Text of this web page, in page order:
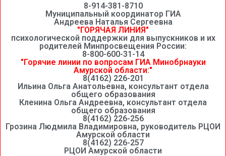
8-914-381-8710
Муниципальный координатор ГИА
Андреева Наталья Сергеевна
"ГОРЯЧАЯ ЛИНИЯ"
психологической поддержки для выпускников и их
родителей Минпросвещения России:
8-800-600-31-14
"Горячие линии по вопросам ГИА Минобрнауки
Амурской области:"
8(4162) 226-201
Ильина Ольга Анатольевна, консультант отдела
общего образования
Кленина Ольга Андреевна, консультант отдела
общего образования
8(4162) 226-256
Грозина Людмила Владимировна, руководитель РЦОИ
Амурской области
8(4162) 226-257
РЦОИ Амурской области